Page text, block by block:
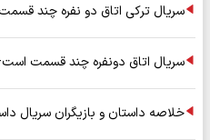
سریال ترکی اتاق دو نفره چند
سریال اتاق دونفره چند قسمت
خلاصه داستان و بازیگران